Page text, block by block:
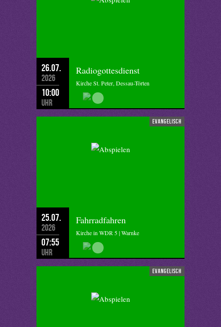
26.07.
2026
10:00
Uhr
Radiogottesdienst
Kirche St. Peter, Dessau-Törten
evangelisch
25.07.
2026
07:55
Uhr
Fahrradfahren
Kirche in WDR 5 | Warnke
evangelisch